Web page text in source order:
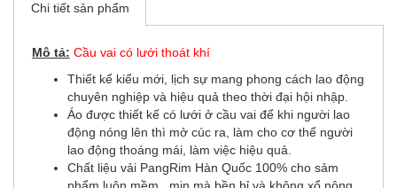
Chi tiết sản phẩm
Mô tả: Cầu vai có lưới thoát khí
Thiết kế kiểu mới, lịch sự mang phong cách lao động
chuyên nghiệp và hiệu quả theo thời đại hội nhập.
Áo được thiết kế có lưới ở cầu vai để khi người lao
động nóng lên thì mở cúc ra, làm cho cơ thể người
lao động thoáng mái, làm việc hiệu quả.
Chất liệu vải PangRim Hàn Quốc 100% cho sảm